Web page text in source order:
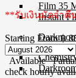
Film 35
Instant
**รับเงินมัดจำ
Starting From ฿
Available
check hourly